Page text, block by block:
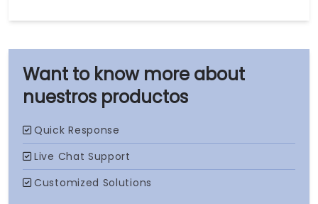
nuestros productos